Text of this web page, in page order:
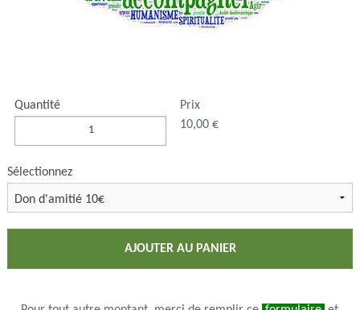
Quantité
Prix
10,00 €
Sélectionnez
AJOUTER AU PANIER